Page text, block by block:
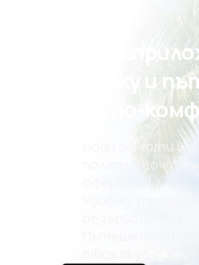
Свали
на eSky и
още по-
Нови оферти
полети,
Пътешествия,